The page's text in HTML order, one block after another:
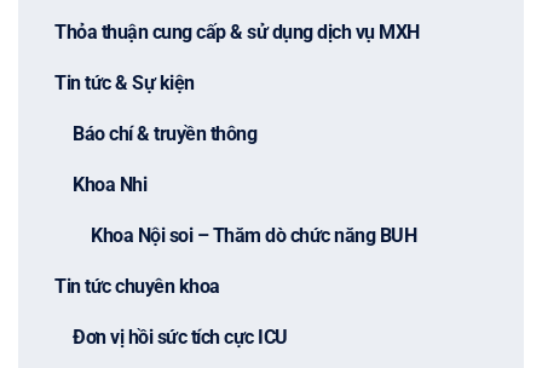
Thỏa thuận cung cấp & sử dụng dịch vụ MXH
Tin tức & Sự kiện
Báo chí & truyền thông
Khoa Nhi
Khoa Nội soi – Thăm dò chức năng BUH
Tin tức chuyên khoa
Đơn vị hồi sức tích cực ICU